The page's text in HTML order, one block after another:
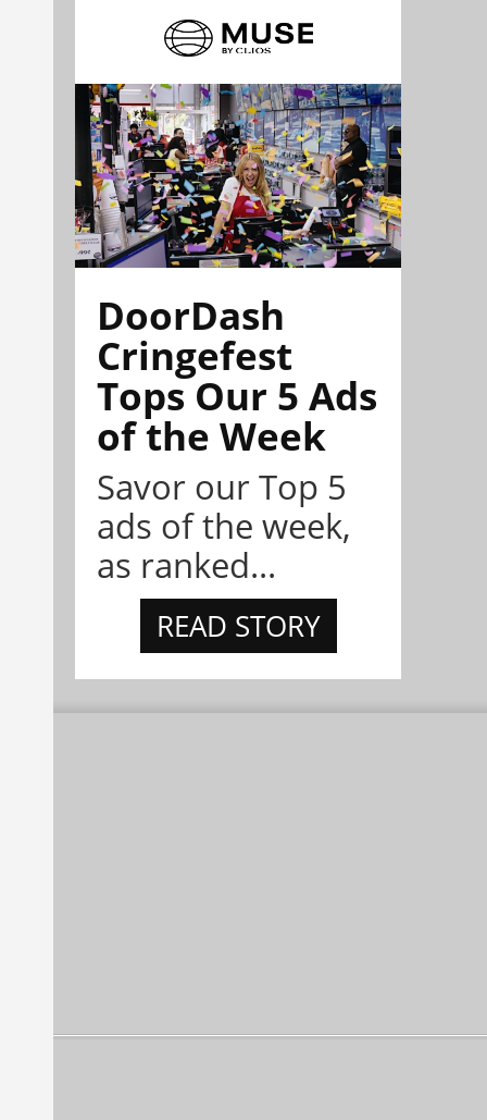
DoorDash
Cringefest
Tops Our 5 Ads
of the Week
Savor our Top 5
ads of the week,
as ranked...
READ STORY